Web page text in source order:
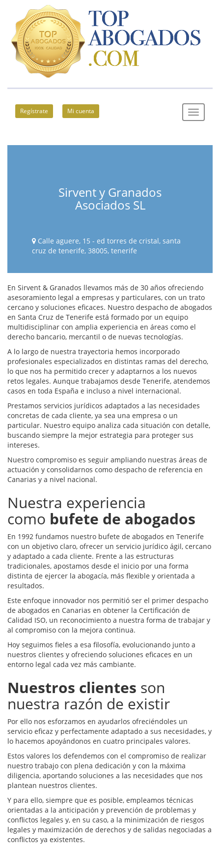
Regístrate Mi cuenta
Sirvent y Granados
Asociados SL
Calle aguere, 15 - ed torres de cristal, santa
cruz de tenerife, 38005, tenerife
En Sirvent & Granados llevamos más de 30 años ofreciendo
asesoramiento legal a empresas y particulares, con un trato
cercano y soluciones eficaces. Nuestro despacho de abogados
en Santa Cruz de Tenerife está formado por un equipo
multidisciplinar con amplia experiencia en áreas como el
derecho bancario, mercantil o de nuevas tecnologías.
A lo largo de nuestra trayectoria hemos incorporado
profesionales especializados en distintas ramas del derecho,
lo que nos ha permitido crecer y adaptarnos a los nuevos
retos legales. Aunque trabajamos desde Tenerife, atendemos
casos en toda España e incluso a nivel internacional.
Prestamos servicios jurídicos adaptados a las necesidades
concretas de cada cliente, ya sea una empresa o un
particular. Nuestro equipo analiza cada situación con detalle,
buscando siempre la mejor estrategia para proteger sus
intereses.
Nuestro compromiso es seguir ampliando nuestras áreas de
actuación y consolidarnos como despacho de referencia en
Canarias y a nivel nacional.
Nuestra experiencia
como bufete de abogados
En 1992 fundamos nuestro bufete de abogados en Tenerife
con un objetivo claro, ofrecer un servicio jurídico ágil, cercano
y adaptado a cada cliente. Frente a las estructuras
tradicionales, apostamos desde el inicio por una forma
distinta de ejercer la abogacía, más flexible y orientada a
resultados.
Este enfoque innovador nos permitió ser el primer despacho
de abogados en Canarias en obtener la Certificación de
Calidad ISO, un reconocimiento a nuestra forma de trabajar y
al compromiso con la mejora continua.
Hoy seguimos fieles a esa filosofía, evolucionando junto a
nuestros clientes y ofreciendo soluciones eficaces en un
entorno legal cada vez más cambiante.
Nuestros clientes son
nuestra razón de existir
Por ello nos esforzamos en ayudarlos ofreciéndoles un
servicio eficaz y perfectamente adaptado a sus necesidades, y
lo hacemos apoyándonos en cuatro principales valores.
Estos valores los defendemos con el compromiso de realizar
nuestro trabajo con plena dedicación y con la máxima
diligencia, aportando soluciones a las necesidades que nos
plantean nuestros clientes.
Y para ello, siempre que es posible, empleamos técnicas
orientadas a la anticipación y prevención de problemas y
conflictos legales y, en su caso, a la minimización de riesgos
legales y maximización de derechos y de salidas negociadas a
conflictos ya existentes.